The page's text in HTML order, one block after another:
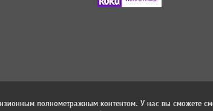
полнометражным контентом. У нас вы сможете